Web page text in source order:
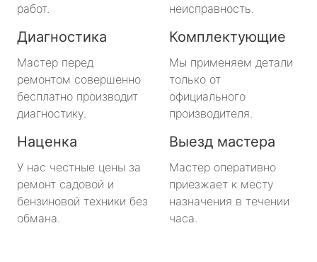
работ.
неисправность.
Диагностика
Мастер перед
ремонтом совершенно
бесплатно производит
диагностику.
Комплектующие
Мы применяем детали
только от
официального
производителя.
Наценка
У нас честные цены за
ремонт садовой и
бензиновой техники без
обмана.
Выезд мастера
Мастер оперативно
приезжает к месту
назначения в течении
часа.